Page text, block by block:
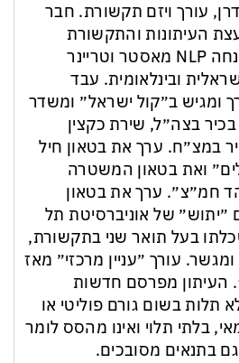
עורך ויזם תקשורת. חבר
העיתונות והתקשורת
בישראל. מנחה NLP מאסטר וטריינר
ובינלאומית. עבד
ומגיש ב״קול ישראל״ ומשדר
בצה״ל, שירת כקצין
במצ״ח. ערך את בטאון חיל
ואת בטאון המשטרה
חמ״צ״. ערך את בטאון
״יתוש״ של אוניברסיטת תל
בעל תואר שני בתקשורת,
ומגשר. עורך ״עניין מרכזי״ מאז
שנת 1999. העיתון מפרסם חדשות
תלות בשום גורם פוליטי או
בלתי תלוי ואינו מהסס לומר
בתנאים מסובכים.